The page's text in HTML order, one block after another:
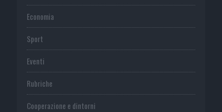
Economia
Sport
Eventi
Rubriche
Cooperazione e dintorni